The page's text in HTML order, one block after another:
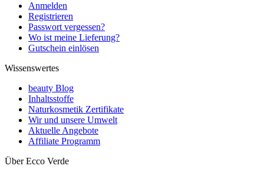
Anmelden
Registrieren
Passwort vergessen?
Wo ist meine Lieferung?
Gutschein einlösen
Wissenswertes
beauty Blog
Inhaltsstoffe
Naturkosmetik Zertifikate
Wir und unsere Umwelt
Aktuelle Angebote
Affiliate Programm
Über Ecco Verde